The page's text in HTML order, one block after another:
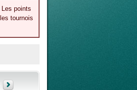
Les points
tournois